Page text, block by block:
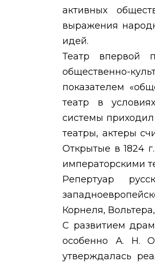
активных
выражения
идей.
Театр впервой
общественно-
показателем
театр в
системы
театры, актеры
Открытые в 1824
императорскими
Репертуар
Корнеля,
С развитием
особенно А. Н.
утверждалась